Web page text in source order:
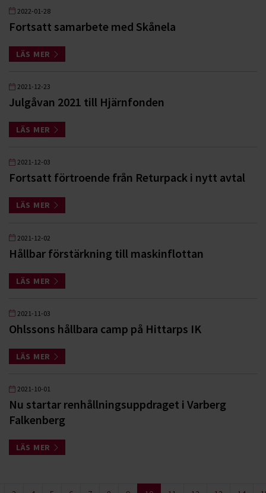
2022-01-28
Fortsatt samarbete med Skånela
LÄS MER
2021-12-23
Julgåvan 2021 till Hjärnfonden
LÄS MER
2021-12-03
Fortsatt förtroende från Returpack i nytt avtal
LÄS MER
2021-12-02
Hållbar förstärkning till maskinflottan
LÄS MER
2021-11-03
Ohlssons hållbara camp på Hittarps IK
LÄS MER
2021-10-01
Nu startar renhållningsuppdraget i Varberg
Falkenberg
LÄS MER